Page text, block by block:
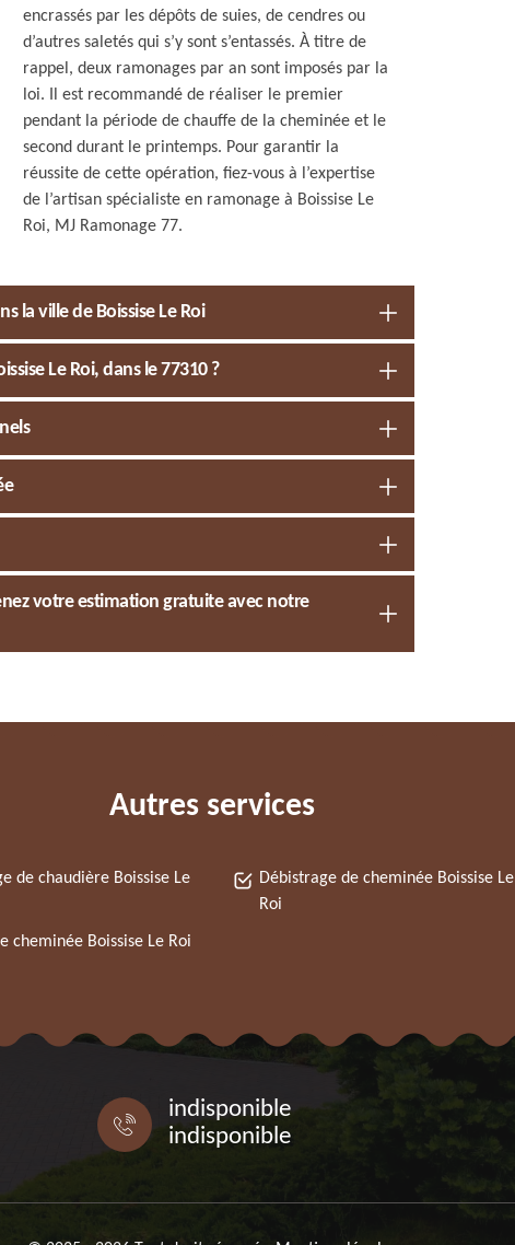
encrassés par les dépôts de suies, de cendres ou
d’autres saletés qui s’y sont s’entassés. À titre de
rappel, deux ramonages par an sont imposés par la
loi. Il est recommandé de réaliser le premier
pendant la période de chauffe de la cheminée et le
second durant le printemps. Pour garantir la
réussite de cette opération, fiez-vous à l’expertise
de l’artisan spécialiste en ramonage à Boissise Le
Roi, MJ Ramonage 77.
la ville de Boissise Le Roi
Le Roi, dans le 77310 ?
votre estimation gratuite avec notre
Autres services
de chaudière Boissise Le
cheminée Boissise Le Roi
Débistrage de cheminée Boissise Le
Roi
indisponible
indisponible